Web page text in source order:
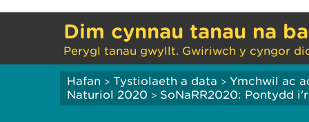
Dim cynnau tanau na
Perygl tanau gwyllt. Gwiriwch y cyngor
Hafan > Tystiolaeth a data > Ymchwil ac
Naturiol 2020 > SoNaRR2020: Pontydd